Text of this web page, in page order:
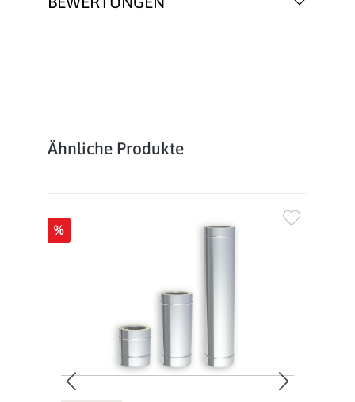
Produktgalerie überspringen
Ähnliche Produkte
%